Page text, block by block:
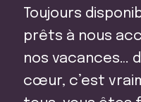
Toujours
prêts à nous
nos vacances…
cœur, c’est